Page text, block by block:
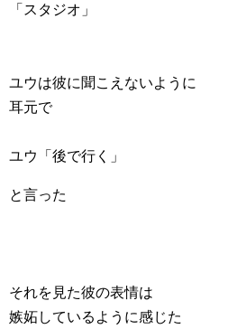
「スタジオ」
ユウは彼に聞こえないように
耳元で
ユウ「後で行く」
と言った
それを見た彼の表情は
嫉妬しているように感じた